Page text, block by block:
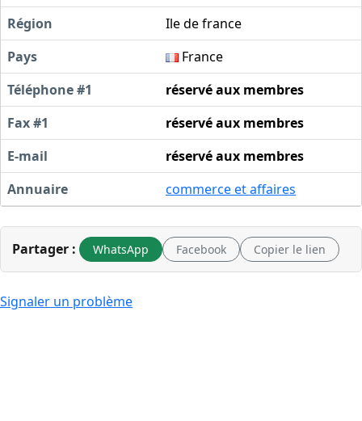
Région
Ile de france
Pays
France
Téléphone #1
réservé aux membres
Fax #1
réservé aux membres
E-mail
réservé aux membres
Annuaire
commerce et affaires
Partager : WhatsApp Facebook Copier le lien
Signaler un problème